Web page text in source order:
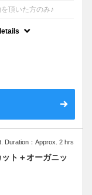
頂いた方のみ♪
Duration：Approx. 2 hrs
ト＋オーガニッ